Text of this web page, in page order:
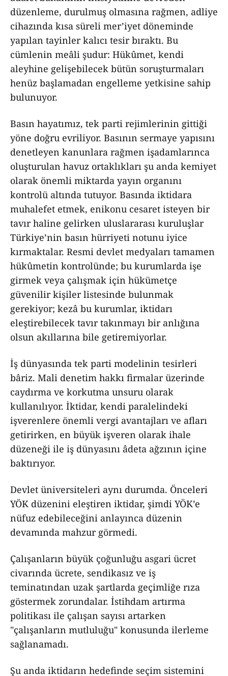
düzenleme, durulmuş olmasına rağmen, adliye
cihazında kısa süreli mer’iyet döneminde
yapılan tayinler kalıcı tesir bıraktı. Bu
cümlenin meâli şudur: Hükûmet, kendi
aleyhine gelişebilecek bütün soruşturmaları
henüz başlamadan engelleme yetkisine sahip
bulunuyor.
Basın hayatımız, tek parti rejimlerinin gittiği
yöne doğru evriliyor. Basının sermaye yapısını
denetleyen kanunlara rağmen işadamlarınca
oluşturulan havuz ortaklıkları şu anda kemiyet
olarak önemli miktarda yayın organını
kontrolü altında tutuyor. Basında iktidara
muhalefet etmek, enikonu cesaret isteyen bir
tavır haline gelirken uluslararası kuruluşlar
Türkiye’nin basın hürriyeti notunu iyice
kırmaktalar. Resmi devlet medyaları tamamen
hükûmetin kontrolünde; bu kurumlarda işe
girmek veya çalışmak için hükümetçe
güvenilir kişiler listesinde bulunmak
gerekiyor; kezâ bu kurumlar, iktidarı
eleştirebilecek tavır takınmayı bir anlığına
olsun akıllarına bile getiremiyorlar.
İş dünyasında tek parti modelinin tesirleri
bâriz. Mali denetim hakkı firmalar üzerinde
caydırma ve korkutma unsuru olarak
kullanılıyor. İktidar, kendi paralelindeki
işverenlere önemli vergi avantajları ve afları
getirirken, en büyük işveren olarak ihale
düzeneği ile iş dünyasını âdeta ağzının içine
baktırıyor.
Devlet üniversiteleri aynı durumda. Önceleri
YÖK düzenini eleştiren iktidar, şimdi YÖK’e
nüfuz edebileceğini anlayınca düzenin
devamında mahzur görmedi.
Çalışanların büyük çoğunluğu asgari ücret
civarında ücrete, sendikasız ve iş
teminatından uzak şartlarda geçimliğe rıza
göstermek zorundalar. İstihdam artırma
politikası ile çalışan sayısı artarken
"çalışanların mutluluğu" konusunda ilerleme
sağlanamadı.
Şu anda iktidarın hedefinde seçim sistemini